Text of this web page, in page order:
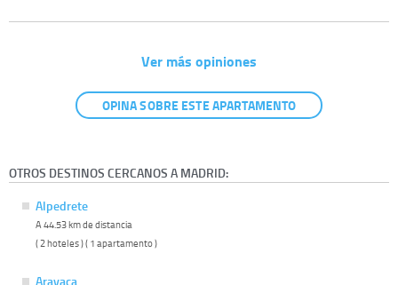
Ver más opiniones
OPINA SOBRE ESTE APARTAMENTO
OTROS DESTINOS CERCANOS A MADRID:
Alpedrete
A 44.53 km de distancia
( 2 hoteles ) ( 1 apartamento )
Aravaca